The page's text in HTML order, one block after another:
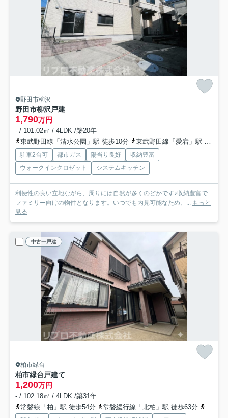
野田市柳沢
野田市柳沢戸建
1,790万円
- / 101.02㎡ / 4LDK /築20年
東武野田線「清水公園」駅 徒歩10分
東武野田線「愛宕」駅 徒歩12分
駐車2台可 都市ガス 陽当り良好
収納豊富
ウォークインクロゼット
システムキッチン
利便性の良い立地ながら、周りには自然が多くのどかです♪収納豊富で
ファミリー向けの物件となります。いつでも内見可能なため、... もっと
見る
中古一戸建
柏市緑台
柏市緑台戸建て
1,200万円
- / 102.18㎡ / 4LDK /築31年
常磐線「柏」駅 徒歩54分
常磐緩行線「北柏」駅 徒歩63分